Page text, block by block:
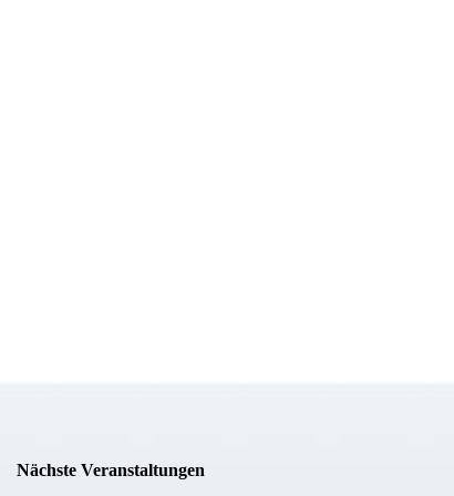
Nächste Veranstaltungen